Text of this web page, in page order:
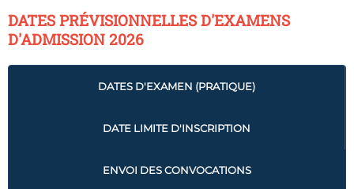
DATES PRÉVISIONNELLES D'EXAMENS
D'ADMISSION 2026
DATES D'EXAMEN (PRATIQUE)
DATE LIMITE D'INSCRIPTION
ENVOI DES CONVOCATIONS